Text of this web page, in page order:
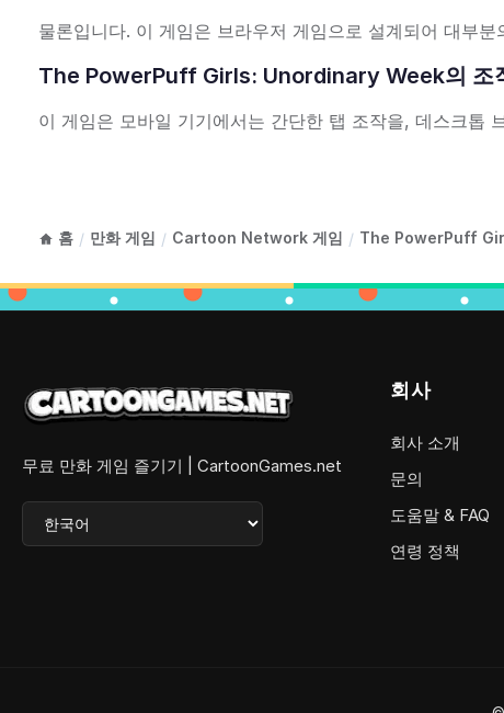
물론입니다. 이 게임은 브라우저 게임으로 설계되어 대부
The PowerPuff Girls: Unordinary Week의 조
이 게임은 모바일 기기에서는 간단한 탭 조작을, 데스크톱
홈 / 만화 게임 / Cartoon Network 게임 / The PowerPuff
무료 만화 게임 즐기기 | CartoonGames.net
회사
회사 소개
문의
도움말 & FAQ
연령 정책